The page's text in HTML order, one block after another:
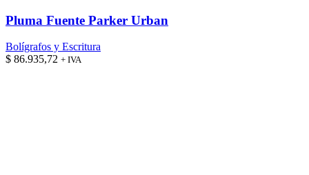
Pluma Fuente Parker Urban
Bolígrafos y Escritura
$ 86.935,72 + IVA